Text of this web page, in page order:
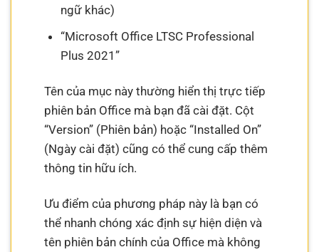
ngữ khác)
“Microsoft Office LTSC Professional
Plus 2021”
Tên của mục này thường hiển thị trực tiếp
phiên bản Office mà bạn đã cài đặt. Cột
“Version” (Phiên bản) hoặc “Installed On”
(Ngày cài đặt) cũng có thể cung cấp thêm
thông tin hữu ích.
Ưu điểm của phương pháp này là bạn có
thể nhanh chóng xác định sự hiện diện và
tên phiên bản chính của Office mà không